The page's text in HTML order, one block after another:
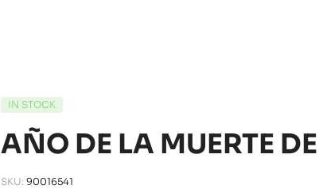
IN STOCK
AÑO DE LA MUERTE
SKU: 90016541